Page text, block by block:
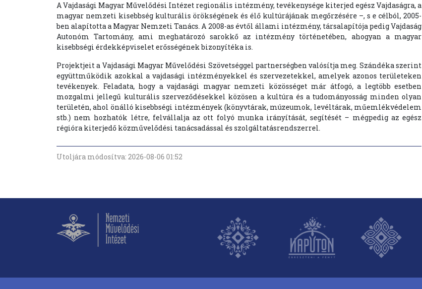
A Vajdasági Magyar Művelődési Intézet regionális intézmény, tevékenysége kiterjed egész Vajdaságra, a
magyar nemzeti kisebbség kulturális örökségének és élő kultúrájának megőrzésére –, s e célból, 2005-
ben alapította a Magyar Nemzeti Tanács. A 2008-as évtől állami intézmény, társalapítója pedig Vajdaság
Autonóm Tartomány, ami meghatározó sarokkő az intézmény történetében, ahogyan a magyar
kisebbségi érdekképviselet erősségének bizonyítéka is.
Projektjeit a Vajdasági Magyar Művelődési Szövetséggel partnerségben valósítja meg. Szándéka szerint
együttműködik azokkal a vajdasági intézményekkel és szervezetekkel, amelyek azonos területeken
tevékenyek. Feladata, hogy a vajdasági magyar nemzeti közösséget már átfogó, a legtöbb esetben
mozgalmi jellegű kulturális szerveződésekkel közösen a kultúra és a tudományosság minden olyan
területén, ahol önálló kisebbségi intézmények (könyvtárak, múzeumok, levéltárak, műemlékvédelem
stb.) nem hozhatók létre, felvállalja az ott folyó munka irányítását, segítését – mégpedig az egész
régióra kiterjedő közművelődési tanácsadással és szolgáltatásrendszerrel.
Utoljára módosítva: 2026-08-06 01:52